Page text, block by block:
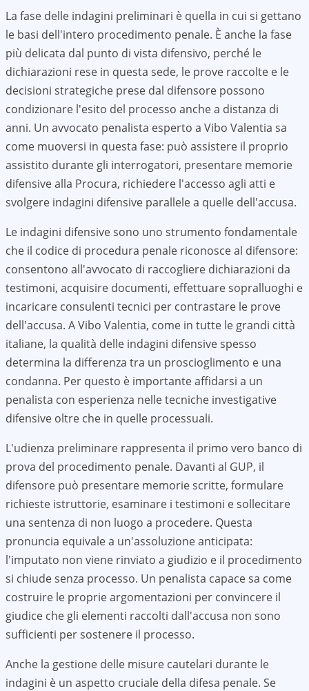
La fase delle indagini preliminari è quella in cui si gettano
le basi dell'intero procedimento penale. È anche la fase
più delicata dal punto di vista difensivo, perché le
dichiarazioni rese in questa sede, le prove raccolte e le
decisioni strategiche prese dal difensore possono
condizionare l'esito del processo anche a distanza di
anni. Un avvocato penalista esperto a Vibo Valentia sa
come muoversi in questa fase: può assistere il proprio
assistito durante gli interrogatori, presentare memorie
difensive alla Procura, richiedere l'accesso agli atti e
svolgere indagini difensive parallele a quelle dell'accusa.
Le indagini difensive sono uno strumento fondamentale
che il codice di procedura penale riconosce al difensore:
consentono all'avvocato di raccogliere dichiarazioni da
testimoni, acquisire documenti, effettuare sopralluoghi e
incaricare consulenti tecnici per contrastare le prove
dell'accusa. AVibo Valentia, come in tutte le grandi città
italiane, la qualità delle indagini difensive spesso
determina la differenza tra un proscioglimento e una
condanna. Per questo è importante affidarsi a un
penalista con esperienza nelle tecniche investigative
difensive oltre che in quelle processuali.
L'udienza preliminare rappresenta il primo vero banco di
prova del procedimento penale. Davanti al GUP, il
difensore può presentare memorie scritte, formulare
richieste istruttorie, esaminare i testimoni e sollecitare
una sentenza di non luogo a procedere. Questa
pronuncia equivale a un'assoluzione anticipata:
l'imputato non viene rinviato a giudizio e il procedimento
si chiude senza processo. Un penalista capace sa come
costruire le proprie argomentazioni per convincere il
giudice che gli elementi raccolti dall'accusa non sono
sufficienti per sostenere il processo.
Anche la gestione delle misure cautelari durante le
indagini è un aspetto cruciale della difesa penale. Se